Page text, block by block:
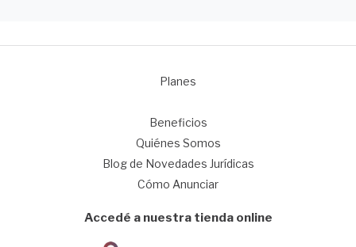
Planes
Beneficios
Quiénes Somos
Blog de Novedades Jurídicas
Cómo Anunciar
Accedé a nuestra tienda online